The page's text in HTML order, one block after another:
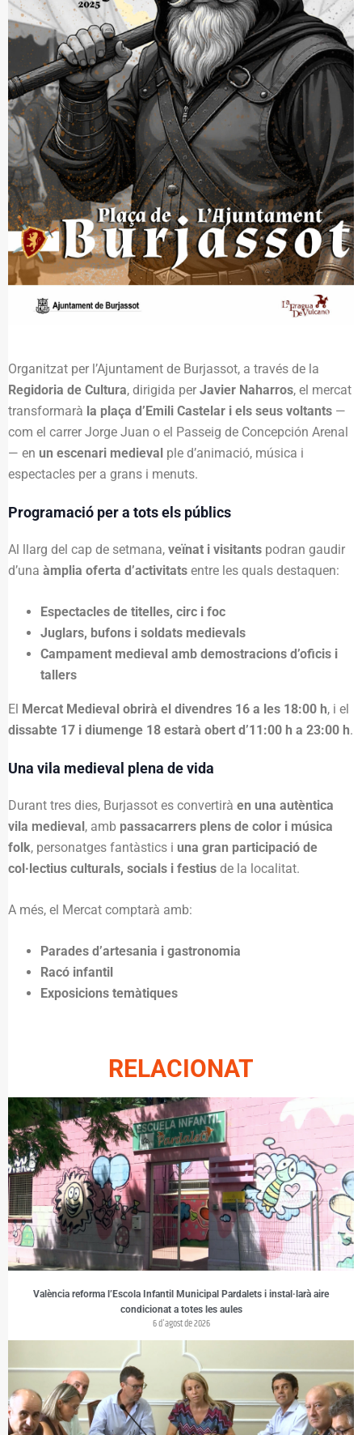
Organitzat per l’Ajuntament de Burjassot, a través de la
Regidoria de Cultura, dirigida per Javier Naharros, el mercat
transformarà la plaça d’Emili Castelar i els seus voltants —
com el carrer Jorge Juan o el Passeig de Concepción Arenal
— en un escenari medieval ple d’animació, música i
espectacles per a grans i menuts.
Programació per a tots els públics
Al llarg del cap de setmana, veïnat i visitants podran gaudir
d’una àmplia oferta d’activitats entre les quals destaquen:
Espectacles de titelles, circ i foc
Juglars, bufons i soldats medievals
Campament medieval amb demostracions d’oficis i
tallers
El Mercat Medieval obrirà el divendres 16 a les 18:00 h, i el
dissabte 17 i diumenge 18 estarà obert d’11:00 h a 23:00 h.
Una vila medieval plena de vida
Durant tres dies, Burjassot es convertirà en una autèntica
vila medieval , amb passacarrers plens de color i música
folk, personatges fantàstics i una gran participació de
col·lectius culturals, socials i festius de la localitat.
A més, el Mercat comptarà amb:
Parades d’artesania i gastronomia
Racó infantil
Exposicions temàtiques
RELACIONAT
València reforma l’Escola Infantil Municipal Pardalets i instal·larà aire
condicionat a totes les aules
6 d'agost de 2026